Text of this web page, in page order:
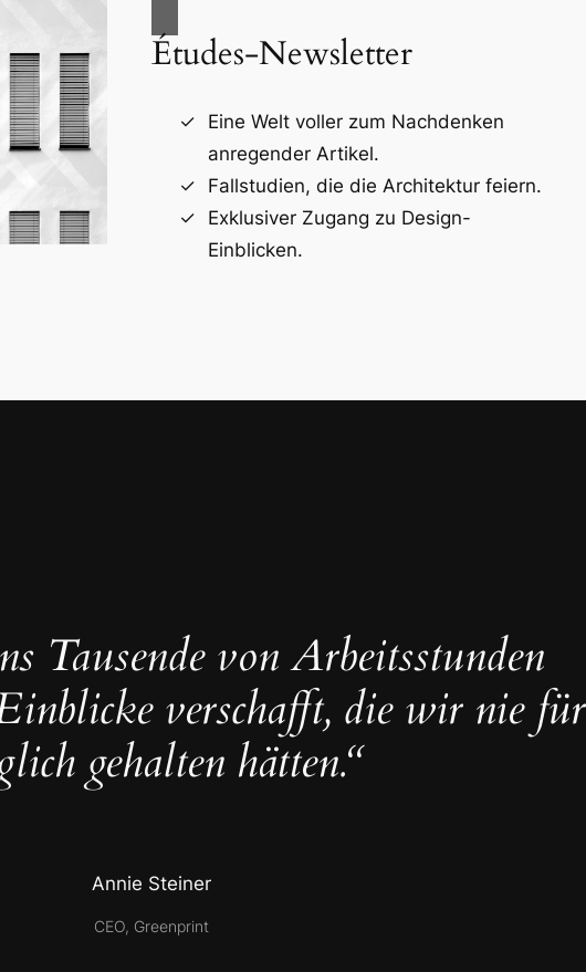
Études-Newsletter
Eine Welt voller zum Nachdenken
anregender Artikel.
Fallstudien, die die Architektur feiern.
Exklusiver Zugang zu Design-
Einblicken.
Tausende von Arbeitsstunden
verschafft, die wir nie für
gehalten hätten.“
Annie Steiner
CEO, Greenprint